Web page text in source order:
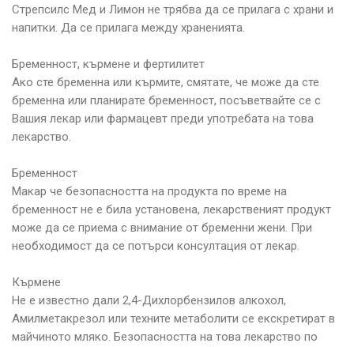
Стрепсилс Мед и Лимон не трябва да се прилага с храни и
напитки. Да се прилага между храненията.
Бременност, кърмене и фертилитет
Ако сте бременна или кърмите, смятате, че може да сте
бременна или планирате бременност, посъветвайте се с
Вашия лекар или фармацевт преди употребата на това
лекарство.
Бременност
Макар че безопасността на продукта по време на
бременност не е била установена, лекарственият продукт
може да се приема с внимание от бременни жени. При
необходимост да се потърси консултация от лекар.
Кърмене
Не е известно дали 2,4-Дихлорбензилов алкохол,
Амилметакрезол или техните метаболити се екскретират в
майчиното мляко. Безопасността на това лекарство по